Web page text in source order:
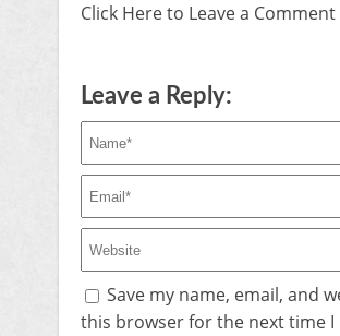
Click Here to Leave a
Leave a Reply:
Save my name, email, and
this browser for the next time I